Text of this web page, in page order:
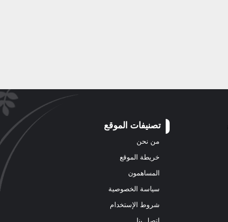
تصنيفات الموقع
من نحن
خريطة الموقع
المساهمون
سياسة الخصوصية
شروط الإستخدام